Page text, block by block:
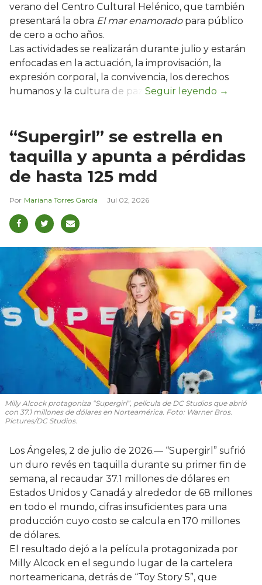
verano del Centro Cultural Helénico, que también
presentará la obra El mar enamoradopara público
de cero a ocho años.
Las actividades se realizarán durante julio y estarán
enfocadas en la actuación, la improvisación, la
expresión corporal, la convivencia, los derechos
humanos y la cultura de paz.
“Supergirl” se estrella en
taquilla y apunta a pérdidas
de hasta 125 mdd
Mariana Torres García Jul 02, 2026
Milly Alcock protagoniza “Supergirl”, película de DC Studios que abrió
con 37.1 millones de dólares en Norteamérica. Foto: Warner Bros.
Pictures/DC Studios.
Los Ángeles, 2 de julio de 2026.— “Supergirl” sufrió
un duro revés en taquilla durante su primer fin de
semana, al recaudar 37.1 millones de dólares en
Estados Unidos y Canadá y alrededor de 68 millones
en todo el mundo, cifras insuficientes para una
producción cuyo costo se calcula en 170 millones
de dólares.
El resultado dejó a la película protagonizada por
Milly Alcock en el segundo lugar de la cartelera
norteamericana, detrás de “Toy Story 5”, que